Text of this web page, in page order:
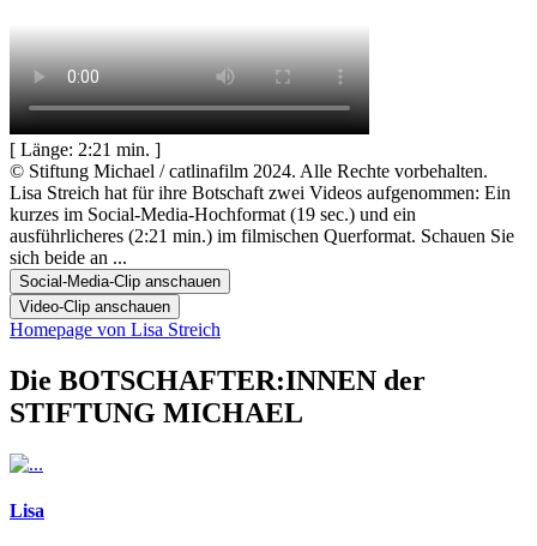
[ Länge: 2:21 min. ]
© Stiftung Michael / catlinafilm 2024. Alle Rechte vorbehalten.
Lisa Streich hat für ihre Botschaft zwei Videos aufgenommen: Ein
kurzes im Social-Media-Hochformat (19 sec.) und ein
ausführlicheres (2:21 min.) im filmischen Querformat. Schauen Sie
sich beide an ...
Social-Media-Clip anschauen
Video-Clip anschauen
Homepage von Lisa Streich
Die BOTSCHAFTER:INNEN der
STIFTUNG MICHAEL
Lisa